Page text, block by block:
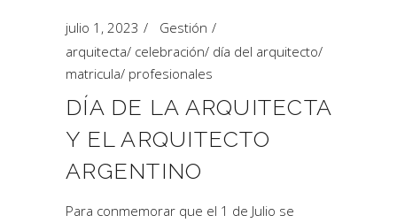
julio 1, 2023
Gestión
arquitecta/ celebración/ día del arquitecto/
matricula/ profesionales
DÍA DE LA ARQUITECTA
Y EL ARQUITECTO
ARGENTINO
Para conmemorar que el 1 de Julio se